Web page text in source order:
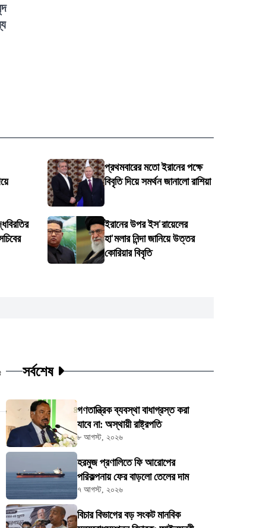
প্রথমবারের মতো ইরানের পক্ষে
বিবৃতি দিয়ে সমর্থন জানালো রাশিয়া
ইরানের উপর ইস'রায়েলের
হা'মলার নিন্দা জানিয়ে উত্তর
কোরিয়ার বিবৃতি
সর্বশেষ
গণতান্ত্রিক ব্যবস্থা বাধাগ্রস্ত করা
যাবে না: অস্থায়ী রাষ্ট্রপতি
৮ আগস্ট, ২০২৬
হরমুজ প্রণালিতে ফি আরোপের
পরিকল্পনায় ফের বাড়লো তেলের দাম
৭ আগস্ট, ২০২৬
বিচার বিভাগের বড় সংকট মানবিক